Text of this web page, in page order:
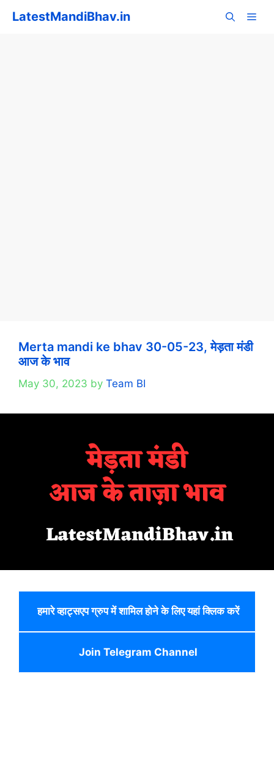
LatestMandiBhav.in
Merta mandi ke bhav 30-05-23, मेड़ता मंडी
आज के भाव
May 30, 2023 by Team BI
हमारे व्हाट्सएप ग्रुप में शामिल होने के लिए यहां क्लिक करें
Join Telegram Channel